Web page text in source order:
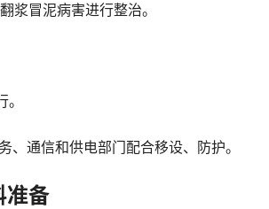
浆冒泥病害进行整治。
、通信和供电部门配合移设、防护。
准备